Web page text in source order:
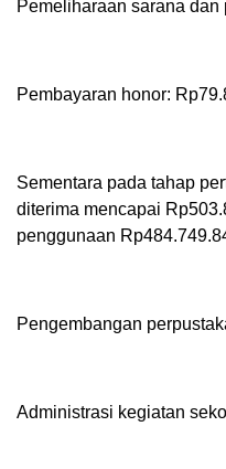
Pemeliharaan sarana
Pembayaran honor:
Sementara pada tahap
diterima mencapai
penggunaan
Pengembangan
Administrasi kegiatan